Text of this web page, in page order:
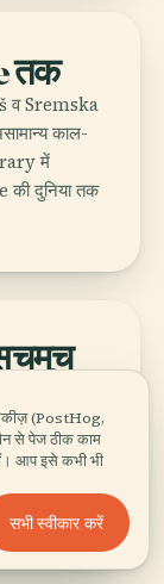
तक
व Sremska
काल-
में
दुनिया तक
यह
स्तंभों में
और
(PostHog,
से पेज ठीक काम
आप इसे कभी भी
सभी स्वीकार करें